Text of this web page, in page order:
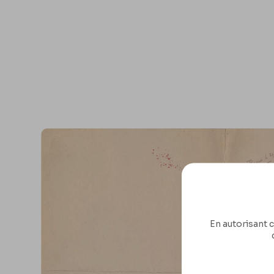
En autorisant